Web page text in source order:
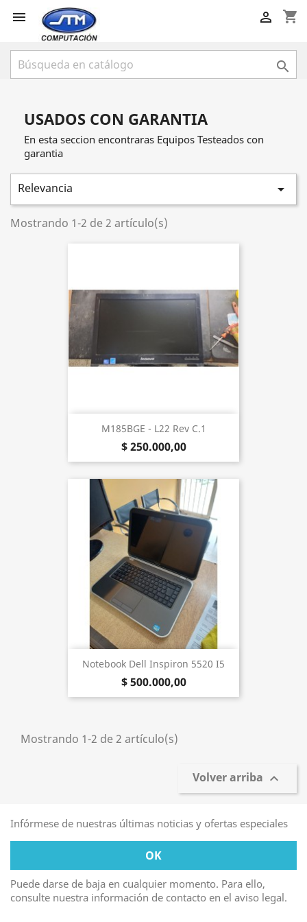
 shopping_cart


USADOS CON GARANTIA
En esta seccion encontraras Equipos Testeados con
garantia
Relevancia 
Mostrando 1-2 de 2 artículo(s)
M185BGE - L22 Rev C.1
$ 250.000,00
Notebook Dell Inspiron 5520 I5
$ 500.000,00
Mostrando 1-2 de 2 artículo(s)
Volver arriba 
Infórmese de nuestras últimas noticias y ofertas especiales
Puede darse de baja en cualquier momento. Para ello,
consulte nuestra información de contacto en el aviso legal.